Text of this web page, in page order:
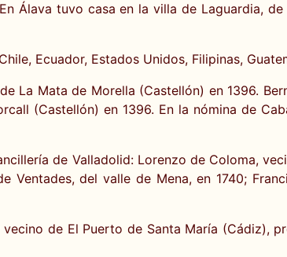
Álava tuvo casa en la villa de Laguardia,
Ecuador, Estados Unidos, Filipinas,
La Mata de Morella (Castellón) en 1396.
(Castellón) en 1396. En la nómina de
de Valladolid: Lorenzo de Coloma,
Ventades, del valle de Mena, en 1740;
de El Puerto de Santa María (Cádiz),